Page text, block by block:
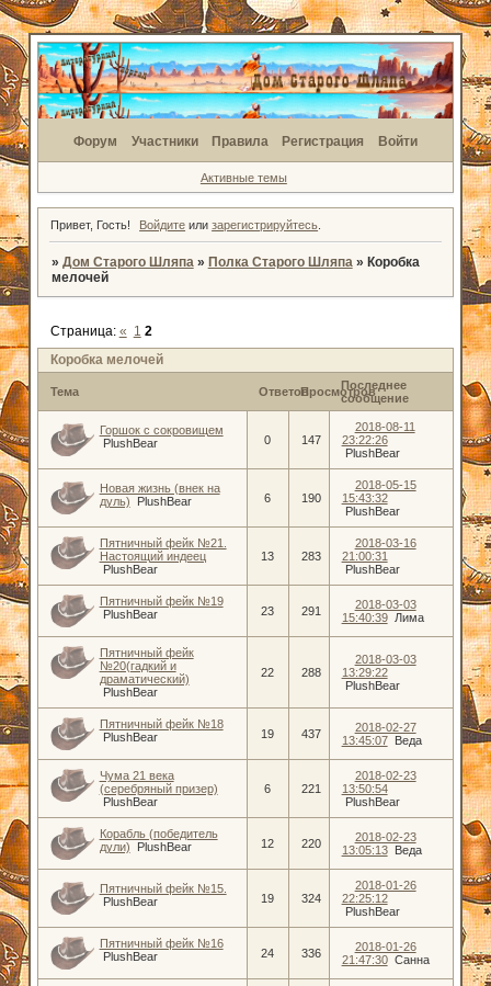
Форум Участники Правила Регистрация Войти
Активные темы
Привет, Гость! Войдите илизарегистрируйтесь
» Дом Старого Шляпа » Полка Старого Шляпа » Коробка
мелочей
Коробка мелочей
Страница: « 1 2
Тема ОтветовПросмотровПоследнее
сообщение
Горшок с сокровищем
PlushBear
0 147
2018-08-11
23:22:26
PlushBear
Новая жизнь (внек на
дуль)
PlushBear 6 190
2018-05-15
15:43:32
PlushBear
Пятничный фейк №21.
Настоящий индеец
PlushBear
13 283
2018-03-16
21:00:31
PlushBear
Пятничный фейк №19
PlushBear
23 291
2018-03-03
15:40:39
Лима
Пятничный фейк
№20(гадкий и
драматический)
PlushBear
22 288
2018-03-03
13:29:22
PlushBear
Пятничный фейк №18
PlushBear
19 437
2018-02-27
13:45:07
Веда
Чума 21 века
(серебряный призер)
PlushBear
6 221
2018-02-23
13:50:54
PlushBear
Корабль (победитель
дули)
PlushBear 12 220
2018-02-23
13:05:13
Веда
Пятничный фейк №15.
PlushBear
19 324
2018-01-26
22:25:12
PlushBear
Пятничный фейк №16
PlushBear
24 336
2018-01-26
21:47:30 Санна